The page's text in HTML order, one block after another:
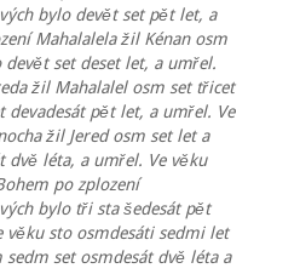
bylo devět set pět let, a
Mahalalela žil Kénan osm
set deset let, a umřel.
žil Mahalalel osm set třicet
devadesát pět let, a umřel. Ve
žil Jered osm set let a
dvě léta, a umřel. Ve věku
po zplození
bylo tři sta šedesát pět
věku sto osmdesáti sedmi let
set osmdesát dvě léta a